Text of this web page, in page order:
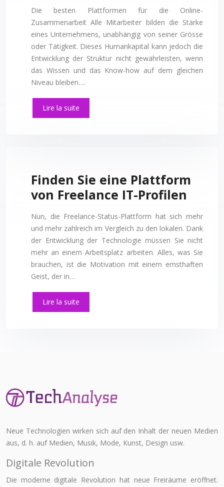
Die besten Plattformen für die Online-
Zusammenarbeit Alle Mitarbeiter bilden die Stärke
eines Unternehmens, unabhängig von seiner Grösse
oder Tätigkeit. Dieses Humankapital kann jedoch die
Entwicklung der Struktur nicht gewährleisten, wenn
das Wissen und das Know-how auf dem gleichen
Niveau bleiben….
Lire la suite
Finden Sie eine Plattform
von Freelance IT-Profilen
Nun, die Freelance-Status-Plattform hat sich mehr
und mehr zahlreich im Vergleich zu den lokalen. Dank
der Entwicklung der Technologie müssen Sie nicht
mehr an einem Arbeitsplatz arbeiten. Alles, was Sie
brauchen, ist die Motivation mit einem ernsthaften
Geist, der in…
Lire la suite
Neue Technologien wirken sich auf den Inhalt der neuen Medien
aus, d. h. auf Medien, Musik, Mode, Kunst, Design usw.
Digitale Revolution
Die moderne digitale Revolution hat neue Freiräume eröffnet.